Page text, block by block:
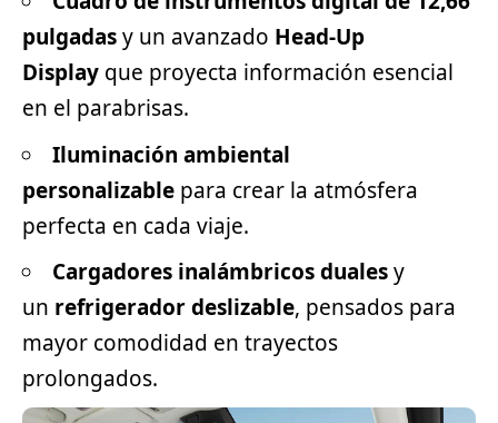
pulgadasy un avanzado Head-Up
Display que proyecta información esencial
en el parabrisas.
Iluminación ambiental
personalizable para crear la atmósfera
perfecta en cada viaje.
Cargadores inalámbricos dualesy
un refrigerador deslizable, pensados para
mayor comodidad en trayectos
prolongados.